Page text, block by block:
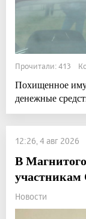
Прочитали: 413
Похищенное
денежные
12:26, 4 авг 2026
В
Новости